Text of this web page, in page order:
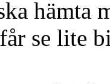
hämta
se lite